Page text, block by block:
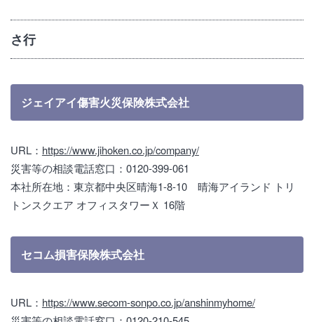
さ行
ジェイアイ傷害火災保険株式会社
URL： https://www.jihoken.co.jp/company/
災害等の相談電話窓口：0120-399-061
本社所在地：東京都中央区晴海1-8-10 晴海アイランド トリ
トンスクエア オフィスタワーＸ 16階
セコム損害保険株式会社
URL： https://www.secom-sonpo.co.jp/anshinmyhome/